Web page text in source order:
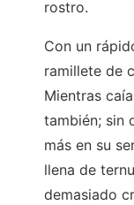
rostro.
Con un
ramillete de
Mientras
también; sin
más en su
llena de
demasiado